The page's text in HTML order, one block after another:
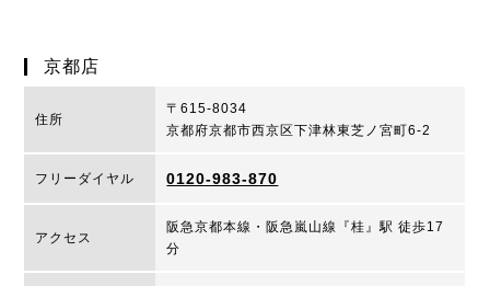
京都店
住所
〒615-8034
京都府京都市西京区下津林東芝ノ宮町6-2
フリーダイヤル 0120-983-870
アクセス
阪急京都本線・阪急嵐山線『桂』駅 徒歩17
分